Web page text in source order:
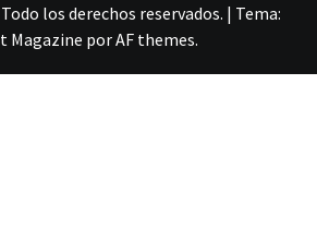
los derechos reservados. | Tema:
Magazine porAF themes.